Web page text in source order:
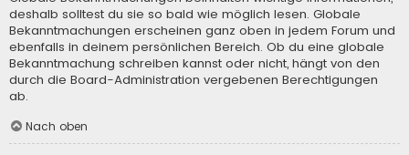
deshalb solltest du sie so bald wie möglich lesen. Globale
Bekanntmachungen erscheinen ganz oben in jedem Forum und
ebenfalls in deinem persönlichen Bereich. Ob du eine globale
Bekanntmachung schreiben kannst oder nicht, hängt von den
durch die Board-Administration vergebenen Berechtigungen
ab.
Nach oben